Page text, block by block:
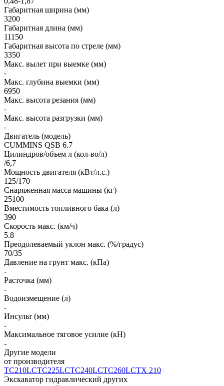
Габаритная ширина (мм)
3200
Габаритная длина (мм)
11150
Габаритная высота по стреле (мм)
3350
Макс. вылет при выемке (мм)
-
Макс. глубина выемки (мм)
6950
Макс. высота резания (мм)
-
Макс. высота разгрузки (мм)
-
Двигатель (модель)
CUMMINS QSB 6.7
Цилиндров/объем л (кол-во/л)
/6,7
Мощность двигателя (кВт/л.с.)
125/170
Снаряженная масса машины (кг)
25100
Вместимость топливного бака (л)
390
Скорость макс. (км/ч)
5.8
Преодолеваемый уклон макс. (%/градус)
70/35
Давление на грунт макс. (кПа)
-
Расточка (мм)
-
Водоизмещение (л)
-
Инсульт (мм)
-
Максимальное тяговое усилие (кН)
-
Другие модели
от производителя
TC210LCTC225LCTC240LCTC260LCTX 210
Экскаватор гидравлический других